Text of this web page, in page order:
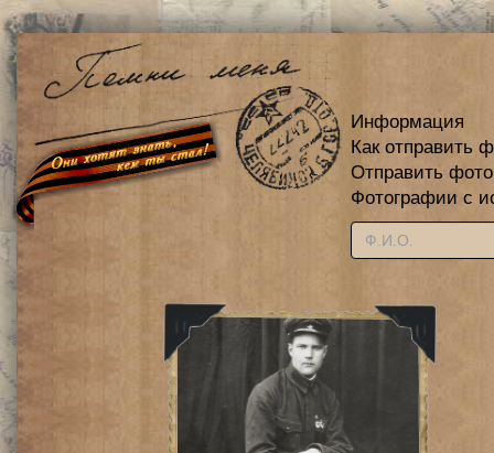
Информация
Как отправить
Отправить
Фотографии с